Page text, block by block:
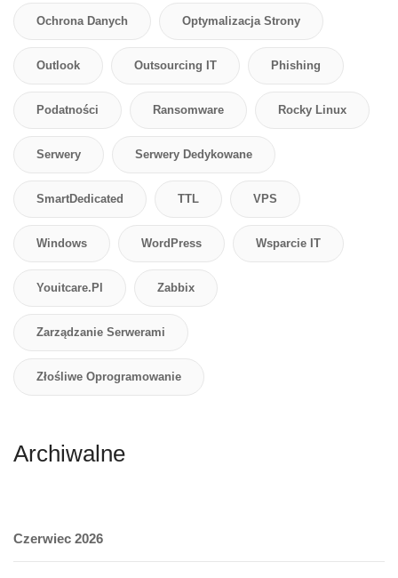
Ochrona Danych Optymalizacja Strony
Outlook Outsourcing IT Phishing
Podatności Ransomware Rocky Linux
Serwery Serwery Dedykowane
SmartDedicated TTL VPS
Windows WordPress Wsparcie IT
Youitcare.pl Zabbix
Zarządzanie Serwerami
Złośliwe Oprogramowanie
Archiwalne
Czerwiec 2026